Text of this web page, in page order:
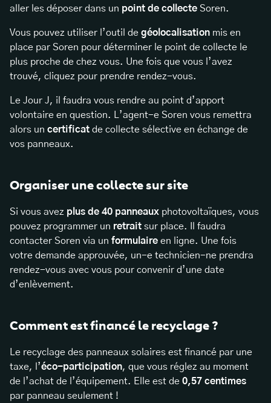
aller les déposer dans un point de collecte Soren.
Vous pouvez utiliser l’outil de géolocalisation mis en
place par Soren pour déterminer le point de collecte le
plus proche de chez vous. Une fois que vous l’avez
trouvé, cliquez pour prendre rendez-vous.
Le Jour J, il faudra vous rendre au point d’apport
volontaire en question. L’agent-e Soren vous remettra
alors un certificat de collecte sélective en échange de
vos panneaux.
Organiser une collecte sur site
Si vous avez plus de 40 panneaux photovoltaïques, vous
pouvez programmer un retrait sur place. Il faudra
contacter Soren via un formulaire en ligne. Une fois
votre demande approuvée, un-e technicien-ne prendra
rendez-vous avec vous pour convenir d’une date
d’enlèvement.
Comment est financé le recyclage ?
Le recyclage des panneaux solaires est financé par une
taxe, l’éco-participation, que vous réglez au moment
de l’achat de l’équipement. Elle est de 0,57 centimes
par panneau seulement !